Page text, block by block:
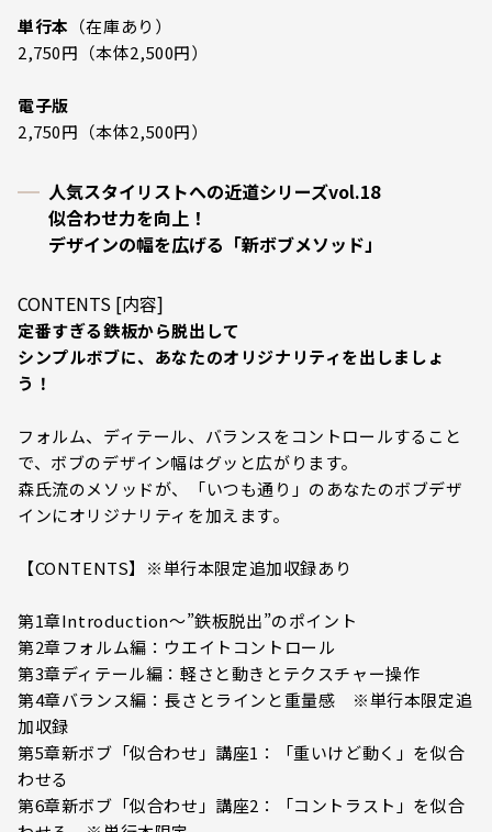
単行本 （在庫あり）
2,750円（本体2,500円）
電子版
2,750円（本体2,500円）
人気スタイリストへの近道シリーズvol.18
似合わせ力を向上！
デザインの幅を広げる「新ボブメソッド」
CONTENTS [内容]
定番すぎる鉄板から脱出して
シンプルボブに、あなたのオリジナリティを出しましょ
う！
フォルム、ディテール、バランスをコントロールすること
で、ボブのデザイン幅はグッと広がります。
森氏流のメソッドが、「いつも通り」のあなたのボブデザ
インにオリジナリティを加えます。
【CONTENTS】※単行本限定追加収録あり
第1章Introduction～”鉄板脱出”のポイント
第2章フォルム編：ウエイトコントロール
第3章ディテール編：軽さと動きとテクスチャー操作
第4章バランス編：長さとラインと重量感 ※単行本限定追
加収録
第5章新ボブ「似合わせ」講座1：「重いけど動く」を似合
わせる
第6章新ボブ「似合わせ」講座2：「コントラスト」を似合